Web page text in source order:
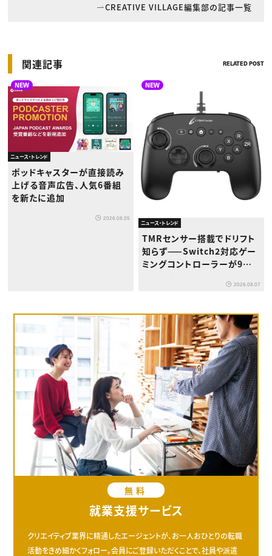
CREATIVE VILLAGE編集部の記事一覧
関連記事 RELATED POST
NEW
ニュース・トレンド
ポッドキャスターが直接読み
上げる音声広告、人気6番組
を新たに追加
2026.08.05
NEW
ニュース・トレンド
TMRセンサー搭載でドリフト
知らず——Switch2対応ゲー
ミングコントローラーが9月
2026.08.07
無料
就業支援サービス
クリエイティブ業界に精通したエージェントが、お一人おひとりの転職
活動をきめ細かくフォロー。会員にご登録いただくことで、社員や派遣